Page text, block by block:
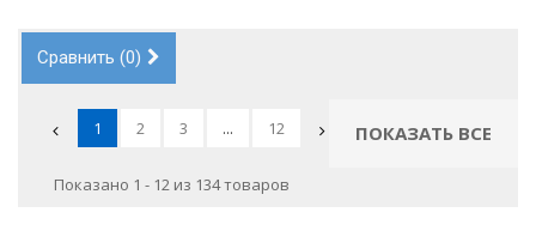
Сравнить (0)
ПОКАЗАТЬ ВСЕ
1 2 3 ... 12
Показано 1 - 12 из 134 товаров